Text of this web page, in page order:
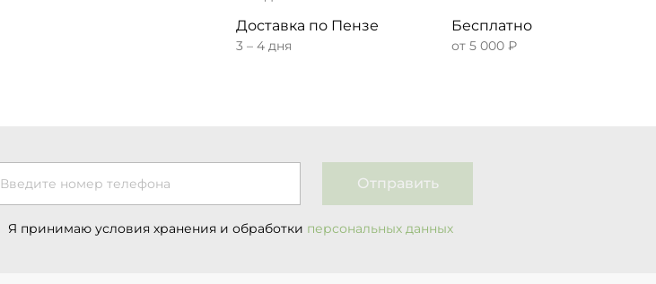
Доставка по Пензе
3 – 4 дня
Бесплатно
от 5 000 ₽
Введите номер телефона Отправить
Я принимаю условия хранения и обработки персональных данных